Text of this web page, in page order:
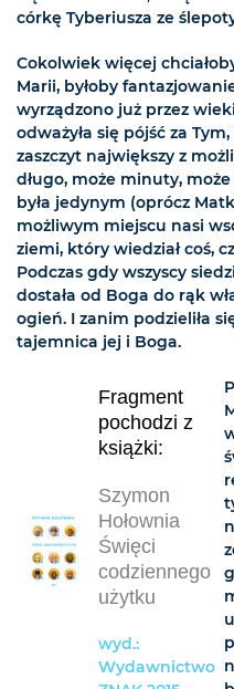
córkę Tyberiusza ze
Cokolwiek więcej
Marii, byłoby
wyrządzono już przez
odważyła się pójść za
zaszczyt największy z
długo, może minuty,
była jedynym (oprócz
możliwym miejscu nasi
ziemi, który wiedział coś,
Podczas gdy wszyscy
dostała od Boga do rąk
ogień. I zanim podzieliła
tajemnica jej i Boga.
Fragment
pochodzi z
książki:
Szymon
Hołownia
Święci
codziennego
użytku
wyd.:
Wydawnictwo